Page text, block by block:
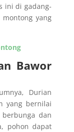
ini di gadang-
yang
Bawor
Durian
yang bernilai
dan
pohon dapat